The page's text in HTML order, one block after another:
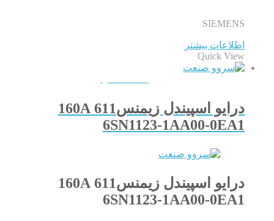
SIEMENS
اطلاعات بیشتر
Quick View
درایو اسپیندل زیمنس611 160A
6SN1123-1AA00-0EA1
درایو اسپیندل زیمنس611 160A
6SN1123-1AA00-0EA1